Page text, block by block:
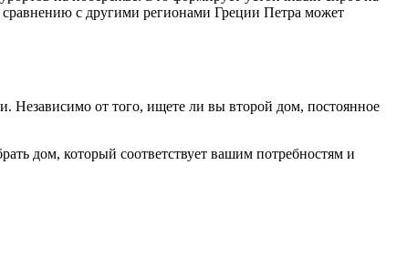
с другими регионами Греции Петра может
от того, ищете ли вы второй дом, постоянное
дом, который соответствует вашим потребностям и